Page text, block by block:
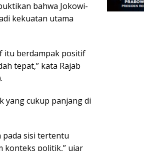
bahwa Jokowi-
kekuatan utama
itu berdampak positif
tepat,” kata Rajab
yang cukup panjang di
pada sisi tertentu
konteks politik,” ujar